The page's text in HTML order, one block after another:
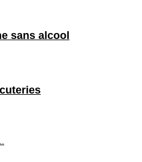
sans alcool